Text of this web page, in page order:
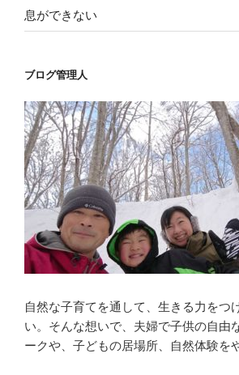
息ができない
ブログ管理人
自然な子育てを通して、生きる力をつ
い。そんな想いで、夫婦で子供の自由
ークや、子どもの居場所、自然体験を